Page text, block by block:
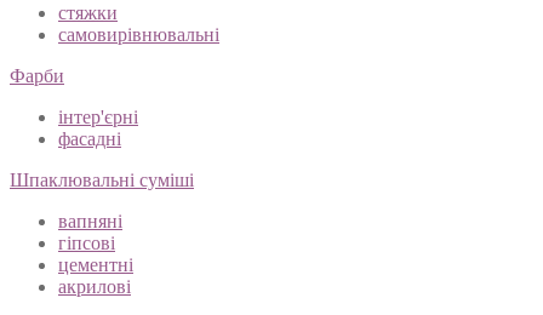
стяжки
самовирівнювальні
Фарби
інтер'єрні
фасадні
Шпаклювальні суміші
вапняні
гіпсові
цементні
акрилові